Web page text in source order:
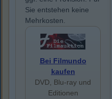
Sie entstehen keine
Mehrkosten.
Bei Filmundo
kaufen
DVD, Blu-ray und
Editionen